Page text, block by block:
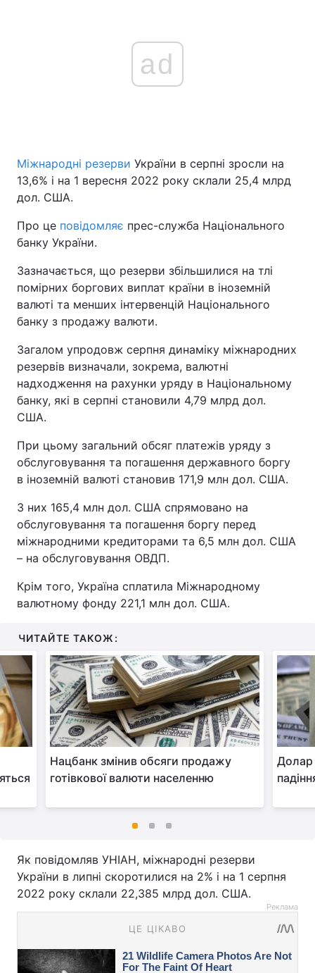
ad
Міжнародні резерви України в серпні зросли на
13,6% і на 1 вересня 2022 року склали 25,4 млрд
дол. США.
Про це повідомляє прес-служба Національного
банку України.
Зазначається, що резерви збільшилися на тлі
помірних боргових виплат країни в іноземній
валюті та менших інтервенцій Національного
банку з продажу валюти.
Загалом упродовж серпня динаміку міжнародних
резервів визначали, зокрема, валютні
надходження на рахунки уряду в Національному
банку, які в серпні становили 4,79 млрд дол.
США.
При цьому загальний обсяг платежів уряду з
обслуговування та погашення державного боргу
в іноземній валюті становив 171,9 млн дол. США.
З них 165,4 млн дол. США спрямовано на
обслуговування та погашення боргу перед
міжнародними кредиторами та 6,5 млн дол. США
– на обслуговування ОВДП.
Крім того, Україна сплатила Міжнародному
валютному фонду 221,1 млн дол. США.
ЧИТАЙТЕ ТАКОЖ:
Нацбанк змінив обсяги продажу
готівкової валюти населенню
Долар
Як повідомляв УНІАН, міжнародні резерви
України в липні скоротилися на 2% і на 1 серпня
2022 року склали 22,385 млрд дол. США.
Реклама